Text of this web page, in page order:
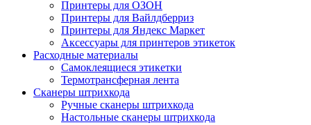
Принтеры для ОЗОН
Принтеры для Вайлдберриз
Принтеры для Яндекс Маркет
Аксессуары для принтеров этикеток
Расходные материалы
Самоклеящиеся этикетки
Термотрансферная лента
Сканеры штрихкода
Ручные сканеры штрихкода
Настольные сканеры штрихкода